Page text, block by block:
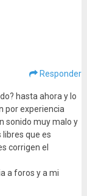
Responder
hasta ahora y lo
por experiencia
sonido muy malo y
que es
corrigen el
a foros y a mi